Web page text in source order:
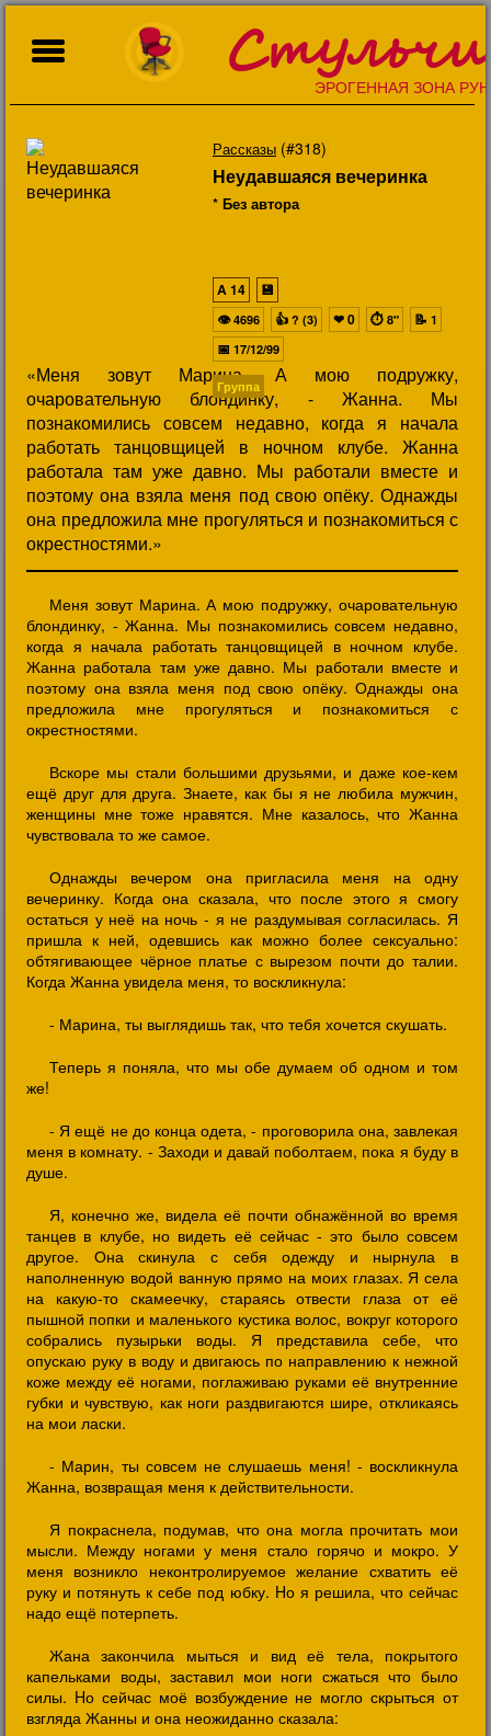
ЭРОГЕННАЯ ЗОНА
Рассказы (#318)
Неудавшаяся вечеринка
* Без автора
«Меня зовут Марина. А мою подружку,
очаровательную блондинку, - Жанна. Мы
познакомились совсем недавно, когда я начала
работать танцовщицей в ночном клубе. Жанна
работала там уже давно. Мы работали вместе и
поэтому она взяла меня под свою опёку. Однажды
она предложила мне прогуляться и познакомиться с
окрестностями.»
A14
💾
👁4696 👍 ? (3) ❤0 ⏱ 8" 📝 1
📅 17/12/99
Группа
Меня зовут Марина. А мою подружку, очаровательную
блондинку, - Жанна. Мы познакомились совсем недавно,
когда я начала работать танцовщицей в ночном клубе.
Жанна работала там уже давно. Мы работали вместе и
поэтому она взяла меня под свою опёку. Однажды она
предложила мне прогуляться и познакомиться с
окрестностями.
Вскоре мы стали большими друзьями, и даже кое-кем
ещё друг для друга. Знаете, как бы я не любила мужчин,
женщины мне тоже нравятся. Мне казалось, что Жанна
чувствовала то же самое.
Однажды вечером она пригласила меня на одну
вечеринку. Когда она сказала, что после этого я смогу
остаться у неё на ночь - я не раздумывая согласилась. Я
пришла к ней, одевшись как можно более сексуально:
обтягивающее чёрное платье с вырезом почти до талии.
Когда Жанна увидела меня, то воскликнула:
- Марина, ты выглядишь так, что тебя хочется скушать.
Теперь я поняла, что мы обе думаем об одном и том
же!
- Я ещё не до конца одета, - проговорила она, завлекая
меня в комнату. - Заходи и давай поболтаем, пока я буду в
душе.
Я, конечно же, видела её почти обнажённой во время
танцев в клубе, но видеть её сейчас - это было совсем
другое. Она скинула с себя одежду и нырнула в
наполненную водой ванную прямо на моих глазах. Я села
на какую-то скамеечку, стараясь отвести глаза от её
пышной попки и маленького кустика волос, вокруг которого
собрались пузырьки воды. Я представила себе, что
опускаю руку в воду и двигаюсь по направлению к нежной
коже между её ногами, поглаживаю руками её внутренние
губки и чувствую, как ноги раздвигаются шире, откликаясь
на мои ласки.
- Марин, ты совсем не слушаешь меня! - воскликнула
Жанна, возвращая меня к действительности.
Я покраснела, подумав, что она могла прочитать мои
мысли. Между ногами у меня стало горячо и мокро. У
меня возникло неконтролируемое желание схватить её
руку и потянуть к себе под юбку. Hо я решила, что сейчас
надо ещё потерпеть.
Жана закончила мыться и вид её тела, покрытого
капельками воды, заставил мои ноги сжаться что было
силы. Hо сейчас моё возбуждение не могло скрыться от
взгляда Жанны и она неожиданно сказала: